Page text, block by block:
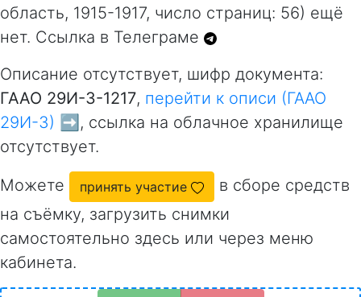
область, 1915-1917, число страниц: 56) ещё
нет. Ссылка в Телеграме
Описание отсутствует, шифр документа:
ГААО 29И-3-1217, перейти к описи (ГААО
29И-3) ➡️ , ссылка на облачное хранилище
отсутствует.
Можете принять участие
в сборе средств
на съёмку, загрузить снимки
самостоятельно здесь или через меню
кабинета.